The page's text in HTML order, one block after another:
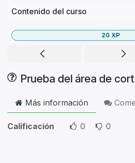
Contenido del curso
Prueba del área de
20 XP
Más información
Calificación 0 0